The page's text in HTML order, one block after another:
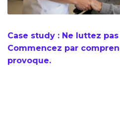
Case study : Ne luttez
Commencez par
provoque.